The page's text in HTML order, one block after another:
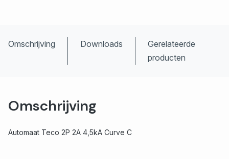
Omschrijving Downloads
Gerelateerde
producten
Omschrijving
Automaat Teco 2P 2A 4,5kA Curve C